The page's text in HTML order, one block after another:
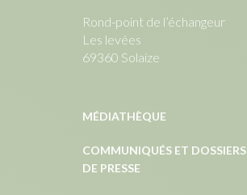
Rond-point de l’échangeur
Les levées
69360 Solaize
MÉDIATHÈQUE
COMMUNIQUÉS ET DOSSIERS
DE PRESSE